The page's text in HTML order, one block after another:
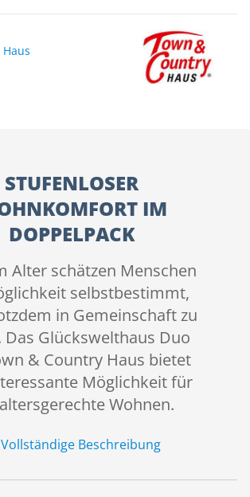
STUFENLOSER
IM
DOPPELPACK
Alter schätzen Menschen
selbstbestimmt,
in Gemeinschaft zu
Das Glückswelthaus Duo
& Country Haus bietet
Möglichkeit für
Wohnen.
Vollständige Beschreibung